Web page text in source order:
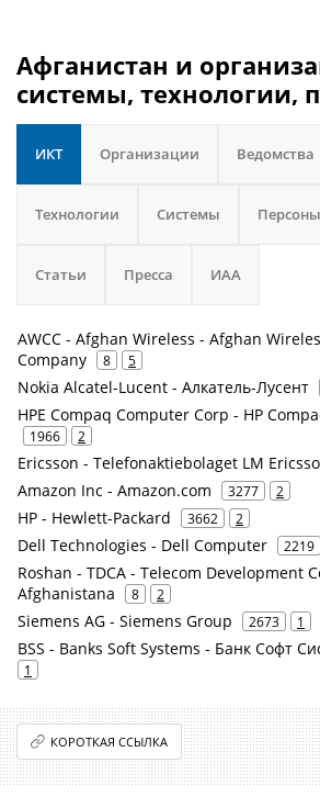
Афганистан и
системы, технологии,
ИКТ Организации Ведомства
Технологии Системы Персоны
Статьи Пресса ИАА
AWCC - Afghan Wireless - Afghan
Company
8 5
Nokia Alcatel-Lucent - Алкатель-Лусент
HPE Compaq Computer Corp - HP
1966 2
Ericsson - Telefonaktiebolaget LM
Amazon Inc - Amazon.com 3277 2
HP - Hewlett-Packard 3662 2
Dell Technologies - Dell Computer 2219
Roshan - TDCA - Telecom Development
Afghanistana
8 2
Siemens AG - Siemens Group 2673 1
BSS - Banks Soft Systems - Банк Софт
1
КОРОТКАЯ ССЫЛКА